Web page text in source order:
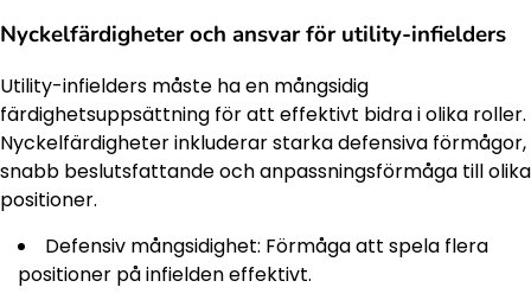
Nyckelfärdigheter och ansvar för utility-infielders
Utility-infielders måste ha en mångsidig
färdighetsuppsättning för att effektivt bidra i olika roller.
Nyckelfärdigheter inkluderar starka defensiva förmågor,
snabb beslutsfattande och anpassningsförmåga till olika
positioner.
Defensiv mångsidighet: Förmåga att spela flera
positioner på infielden effektivt.